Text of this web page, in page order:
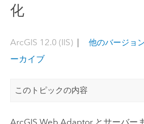
化
ArcGIS 12.0 (IIS)| 他のバージョ
ーカイブ
このトピックの内容
ArcGIS Web Adaptorとサーバー